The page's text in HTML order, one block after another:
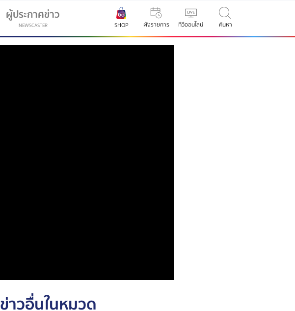
ผู้ประกาศข่าว
NEWSCASTER SHOP ผังรายการ ทีวีออนไลน์ ค้นหา
ข่าวอื่นในหมวด